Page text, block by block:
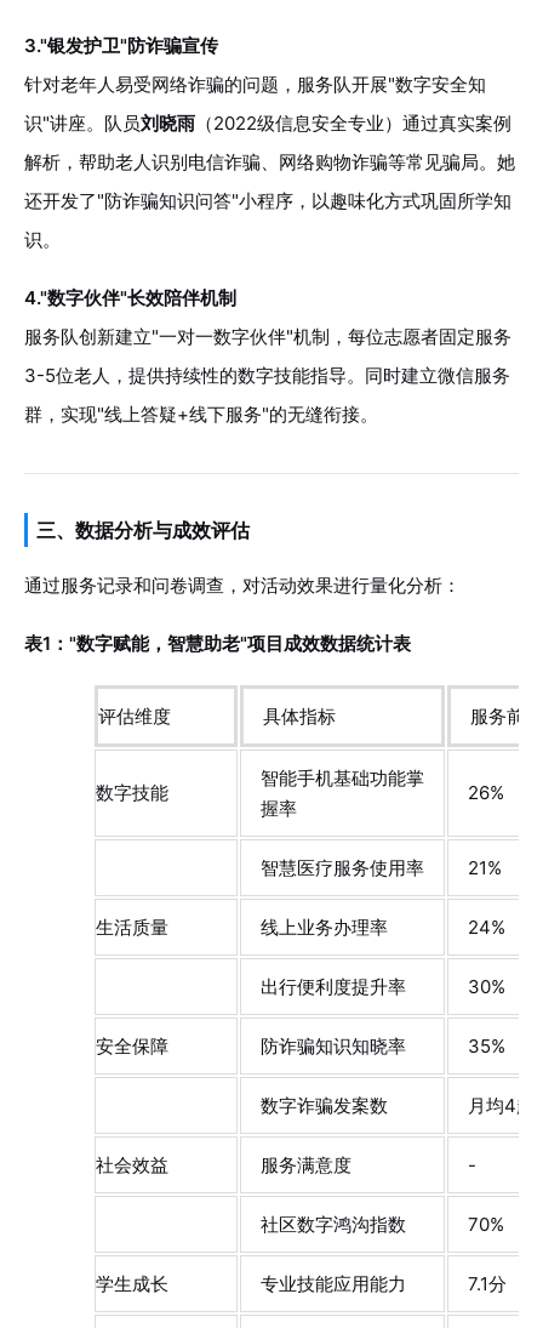
3."银发护卫"防诈骗宣传
针对老年人易受网络诈骗的问题，服务队开展"数字安全知
识"讲座。队员刘晓雨 （2022级信息安全专业）通过真实案例
解析，帮助老人识别电信诈骗、网络购物诈骗等常见骗局。她
还开发了"防诈骗知识问答"小程序，以趣味化方式巩固所学知
识。
4."数字伙伴"长效陪伴机制
服务队创新建立"一对一数字伙伴"机制，每位志愿者固定服务
3-5位老人，提供持续性的数字技能指导。同时建立微信服务
群，实现"线上答疑+线下服务"的无缝衔接。
三、数据分析与成效评估
通过服务记录和问卷调查，对活动效果进行量化分析：
表1："数字赋能，智慧助老"项目成效数据统计表
评估维度 具体指标 服务前
数字技能
智能手机基础功能掌
握率
26%
智慧医疗服务使用率 21%
生活质量 线上业务办理率 24%
出行便利度提升率 30%
安全保障 防诈骗知识知晓率 35%
数字诈骗发案数 月均4起
社会效益 服务满意度 -
社区数字鸿沟指数 70%
学生成长 专业技能应用能力 7.1分